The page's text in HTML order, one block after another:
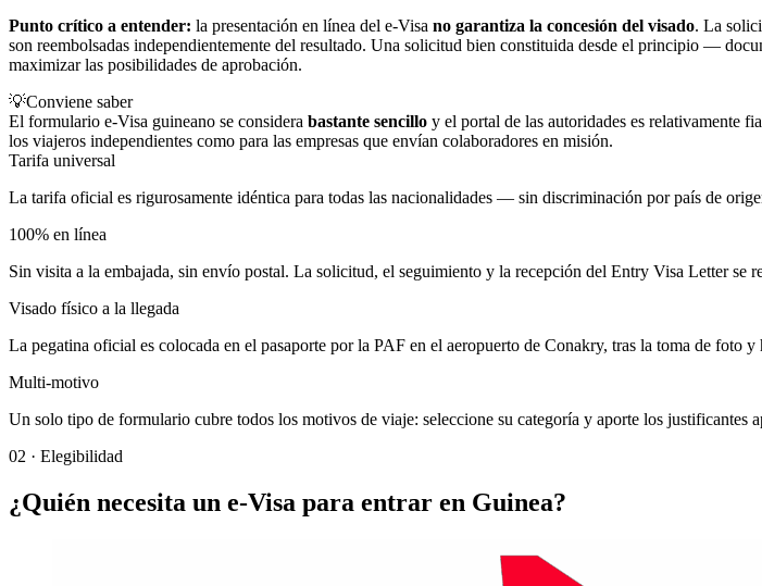
Punto crítico a entender: la presentación en línea del e-Visa no garantiza la concesión del visado. La
son reembolsadas independientemente del resultado. Una solicitud bien constituida desde el principio —
maximizar las posibilidades de aprobación.
💡Conviene saber
El formulario e-Visa guineano se considera bastante sencillo y el portal de las autoridades es relativamente
los viajeros independientes como para las empresas que envían colaboradores en misión.
Tarifa universal
La tarifa oficial es rigurosamente idéntica para todas las nacionalidades — sin discriminación por país de
100% en línea
Sin visita a la embajada, sin envío postal. La solicitud, el seguimiento y la recepción del Entry Visa Letter se
Visado físico a la llegada
La pegatina oficial es colocada en el pasaporte por la PAF en el aeropuerto de Conakry, tras la toma de foto y
Multi-motivo
Un solo tipo de formulario cubre todos los motivos de viaje: seleccione su categoría y aporte los justificantes
02 · Elegibilidad
¿Quién necesita un e-Visa para entrar en Guinea?